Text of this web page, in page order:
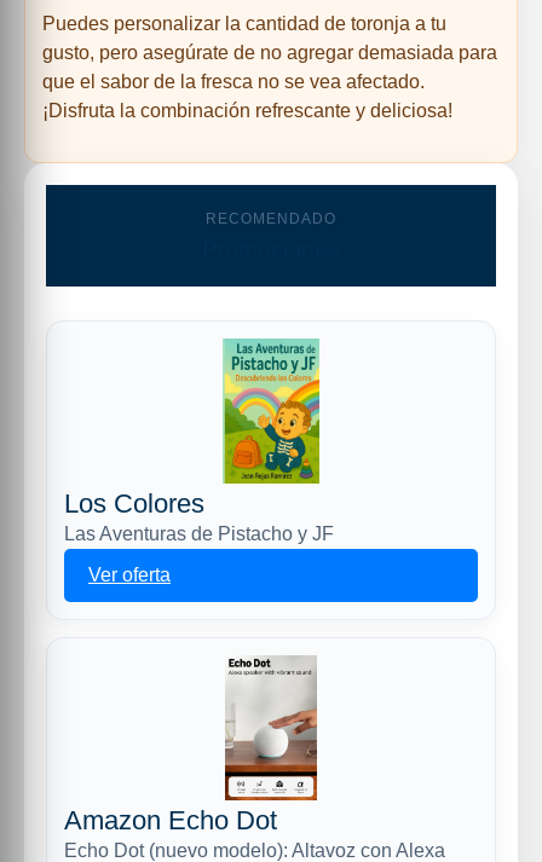
Puedes personalizar la cantidad de toronja a tu
gusto, pero asegúrate de no agregar demasiada para
que el sabor de la fresca no se vea afectado.
¡Disfruta la combinación refrescante y deliciosa!
RECOMENDADO
Los Colores
Las Aventuras de Pistacho y JF
Ver oferta
Amazon Echo Dot
Echo Dot (nuevo modelo): Altavoz con Alexa